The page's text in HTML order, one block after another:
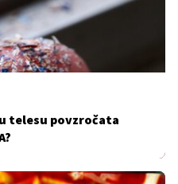
telesu povzročata